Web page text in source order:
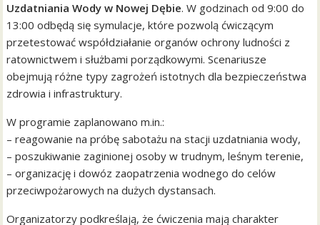
Uzdatniania Wody w Nowej Dębie. W godzinach od 9:00 do
13:00 odbędą się symulacje, które pozwolą ćwiczącym
przetestować współdziałanie organów ochrony ludności z
ratownictwem i służbami porządkowymi. Scenariusze
obejmują różne typy zagrożeń istotnych dla bezpieczeństwa
zdrowia i infrastruktury.
W programie zaplanowano m.in.:
– reagowanie na próbę sabotażu na stacji uzdatniania wody,
– poszukiwanie zaginionej osoby w trudnym, leśnym terenie,
– organizację i dowóz zaopatrzenia wodnego do celów
przeciwpożarowych na dużych dystansach.
Organizatorzy podkreślają, że ćwiczenia mają charakter